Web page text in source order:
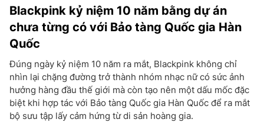
Blackpink kỷ niệm 10 năm bằng dự án
chưa từng có với Bảo tàng Quốc gia Hàn
Quốc
Đúng ngày kỷ niệm 10 năm ra mắt, Blackpink không chỉ
nhìn lại chặng đường trở thành nhóm nhạc nữ có sức ảnh
hưởng hàng đầu thế giới mà còn tạo nên một dấu mốc đặc
biệt khi hợp tác với Bảo tàng Quốc gia Hàn Quốc để ra mắt
bộ sưu tập lấy cảm hứng từ di sản hoàng gia.